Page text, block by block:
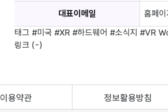
대표이메일
홈페
태그 #미국 #XR #하드웨어 #소식지 #VR
링크 (-)
이용약관 정보활용방침